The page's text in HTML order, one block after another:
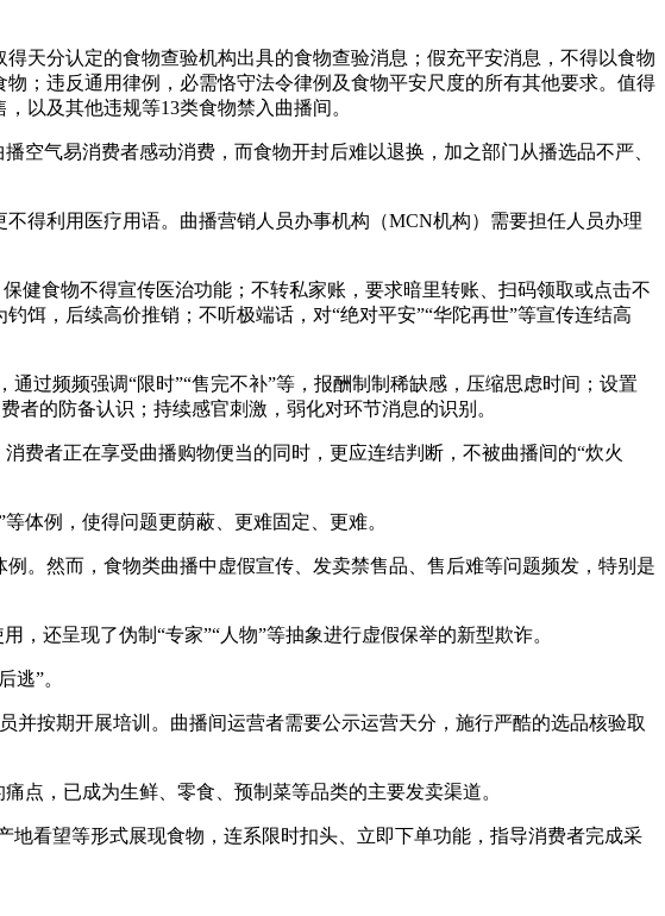
分认定的食物查验机构出具的食物查验消息；假充平安消息，不得以食物
；违反通用律例，必需恪守法令律例及食物平安尺度的所有其他要求。值得
以及其他违规等13类食物禁入曲播间。
气易消费者感动消费，而食物开封后难以退换，加之部门从播选品不严、
利用医疗用语。曲播营销人员办事机构（MCN机构）需要担任人员办理
食物不得宣传医治功能；不转私家账，要求暗里转账、扫码领取或点击不
饵，后续高价推销；不听极端话，对“绝对平安”“华陀再世”等宣传连结高
过频频强调“限时”“售完不补”等，报酬制制稀缺感，压缩思虑时间；设置
者的防备认识；持续感官刺激，弱化对环节消息的识别。
者正在享受曲播购物便当的同时，更应连结判断，不被曲播间的“炊火
例，使得问题更荫蔽、更难固定、更难。
然而，食物类曲播中虚假宣传、发卖禁售品、售后难等问题频发，特别是
还呈现了伪制“专家”“人物”等抽象进行虚假保举的新型欺诈。
”。
按期开展培训。曲播间运营者需要公示运营天分，施行严酷的选品核验取
，已成为生鲜、零食、预制菜等品类的主要发卖渠道。
看望等形式展现食物，连系限时扣头、立即下单功能，指导消费者完成采